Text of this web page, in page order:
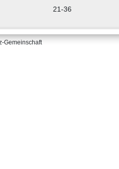
21-36
Gemeinschaft